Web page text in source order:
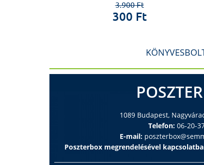
3.900 Ft
300 Ft
1089 Budapest,
Telefon:06-20-
E-mail:
Poszterbox megrendelésével